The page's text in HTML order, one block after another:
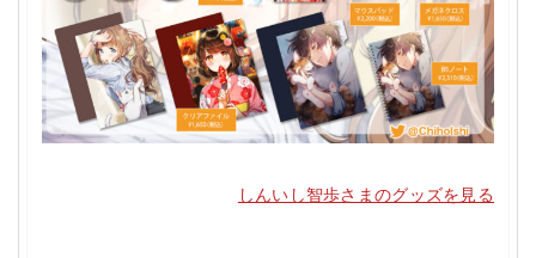
しんいし智歩さまのグッズを見る